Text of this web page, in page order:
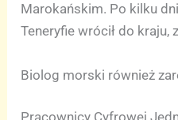
Marokańskim. Po kilku
Teneryfie wrócił do kraju,
Biolog morski również